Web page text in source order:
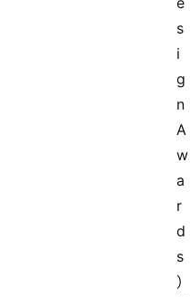
s
i
g
n
A
w
a
r
d
s
）